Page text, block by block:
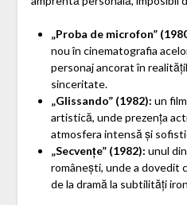
„Proba de microfon”
nou în cinematografia
personaj ancorat în
sinceritate.
„Glissando” (1982): un
artistică, unde prezența
atmosfera intensă și
„Secvențe” (1982): unul
românești, unde a dovedit
de la dramă la subtilități